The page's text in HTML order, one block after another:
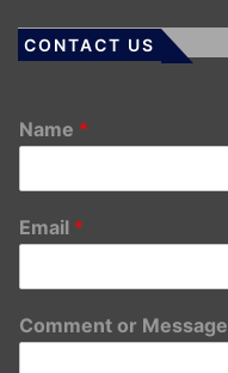
CONTACT US
Name *
Email *
Comment or Message